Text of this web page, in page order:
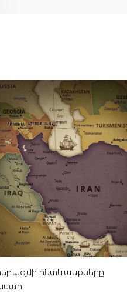
հետևանքները
Page Page